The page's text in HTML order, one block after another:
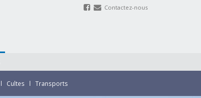
Contactez-nous
Cultes Transports